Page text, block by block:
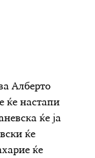
Алберто
ќе настапи
ќе ја
ќе
ќе